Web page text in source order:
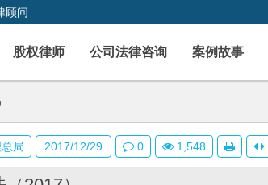
顾问
股权律师 公司法律咨询 案例故事
局 2017/12/29 0 1,548